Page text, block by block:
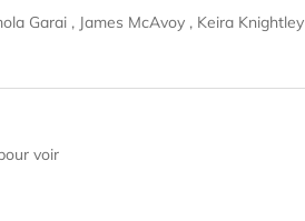
Garai , James McAvoy , Keira Knightley
voir